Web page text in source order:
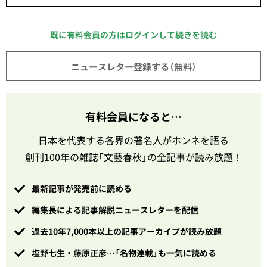
既に有料会員の方はログインして続きを読む
ニュースレター登録する（無料）
有料会員になると…
日本を代表する各界の著名人がホンネを語る
創刊100年の雑誌「文藝春秋」の全記事が読み放題！
最新記事が発売前に読める
編集長による記事解説ニュースレターを配信
過去10年7,000本以上の記事アーカイブが読み放題
塩野七生・藤原正彦…「名物連載」も一気に読める